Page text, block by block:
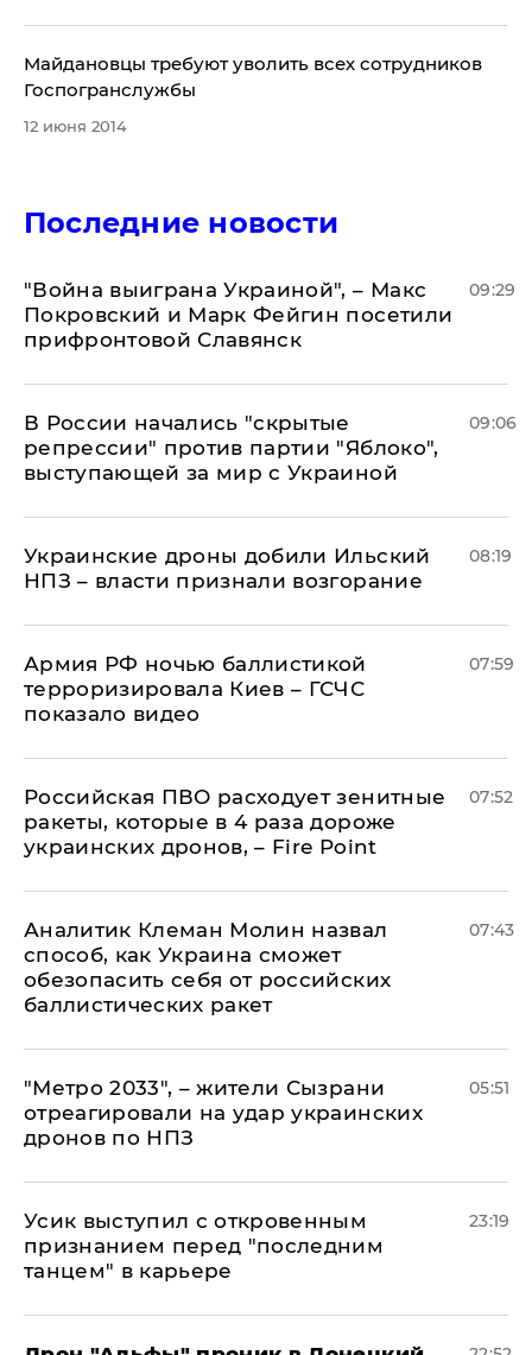
​Майдановцы требуют уволить всех сотрудников
Госпогранслужбы
12 июня 2014
Последние новости
"Война выиграна Украиной", – Макс
Покровский и Марк Фейгин посетили
прифронтовой Славянск
09:29
В России начались "скрытые
репрессии" против партии "Яблоко",
выступающей за мир с Украиной
09:06
Украинские дроны добили Ильский
НПЗ – власти признали возгорание
08:19
Армия РФ ночью баллистикой
терроризировала Киев – ГСЧС
показало видео
07:59
Российская ПВО расходует зенитные
ракеты, которые в 4 раза дороже
украинских дронов, – Fire Point
07:52
Аналитик Клеман Молин назвал
способ, как Украина сможет
обезопасить себя от российских
баллистических ракет
07:43
"Метро 2033", – жители Сызрани
отреагировали на удар украинских
дронов по НПЗ
05:51
Усик выступил с откровенным
признанием перед "последним
танцем" в карьере
23:19